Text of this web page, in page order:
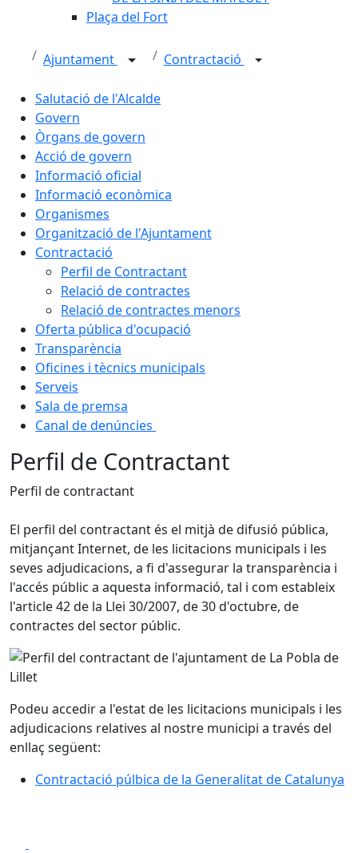
Plaça del Fort
Ajuntament Contractació
Salutació de l'Alcalde
Govern
Òrgans de govern
Acció de govern
Informació oficial
Informació econòmica
Organismes
Organització de l'Ajuntament
Contractació
Perfil de Contractant
Relació de contractes
Relació de contractes menors
Oferta pública d'ocupació
Transparència
Oficines i tècnics municipals
Serveis
Sala de premsa
Canal de denúncies
Perfil de Contractant
Perfil de contractant
El perfil del contractant és el mitjà de difusió pública,
mitjançant Internet, de les licitacions municipals i les
seves adjudicacions, a fi d'assegurar la transparència i
l'accés públic a aquesta informació, tal i com estableix
l'article 42 de la Llei 30/2007, de 30 d'octubre, de
contractes del sector públic.
Podeu accedir a l'estat de les licitacions municipals i les
adjudicacions relatives al nostre municipi a través del
enllaç següent:
Contractació púlbica de la Generalitat de Catalunya